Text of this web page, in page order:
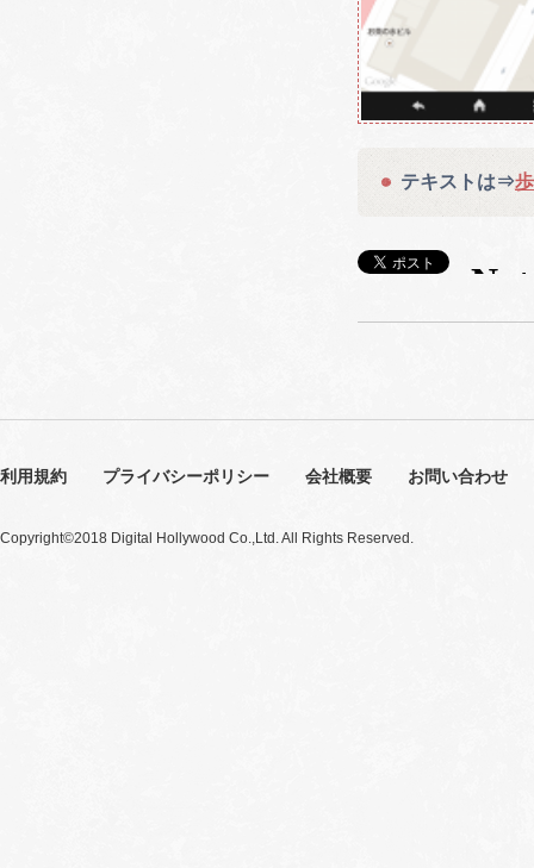
テキストは⇒
利用規約 プライバシーポリシー 会社概要 お問い合わせ
Copyright©2018 Digital Hollywood Co.,Ltd. All Rights Reserved.